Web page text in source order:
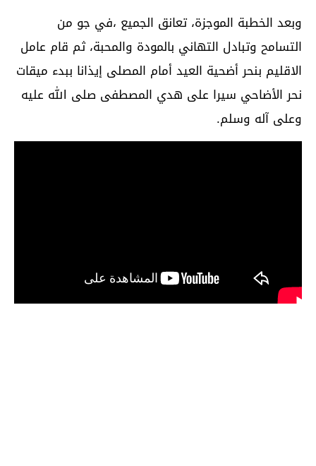
وبعد الخطبة الموجزة، تعانق الجميع ،في جو من
التسامح وتبادل التهاني بالمودة والمحبة، ثم قام عامل
الاقليم بنحر أضحية العيد أمام المصلى إيذانا ببدء ميقات
نحر الأضاحي سيرا على هدي المصطفى صلى الله عليه
وعلى آله وسلم.